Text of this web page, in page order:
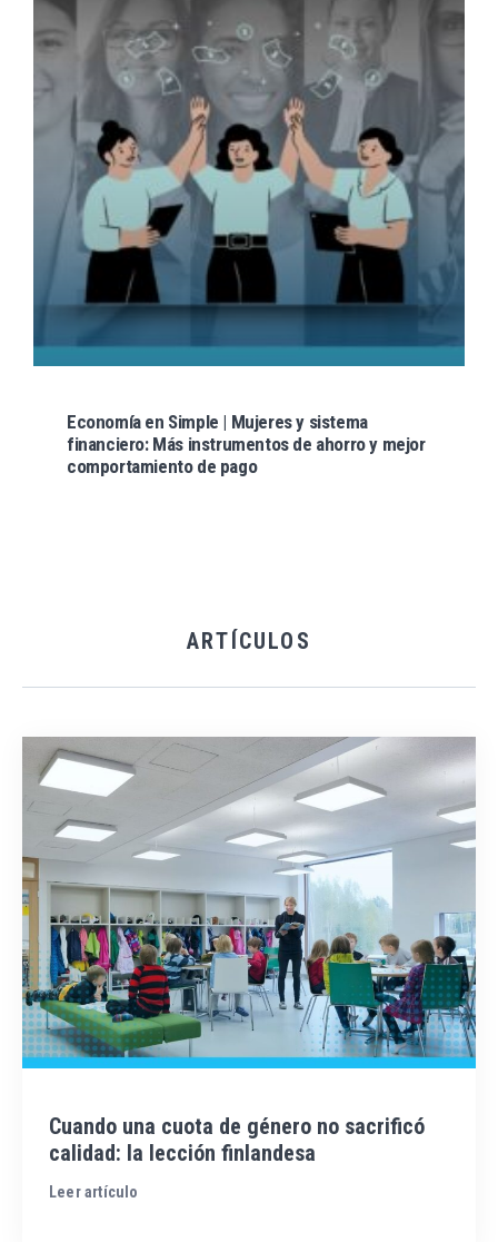
Economía en Simple | Mujeres y sistema
financiero: Más instrumentos de ahorro y mejor
comportamiento de pago
ARTÍCULOS
Cuando una cuota de género no sacrificó
calidad: la lección finlandesa
Leer artículo